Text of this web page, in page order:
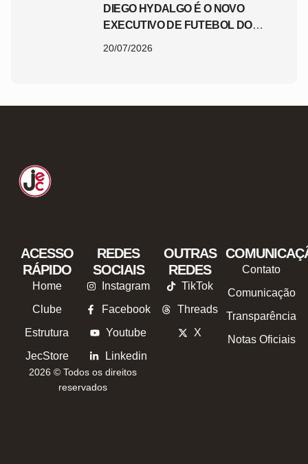
DIEGO HYDALGO É O NOVO
EXECUTIVO DE FUTEBOL DO
20/07/2026
ACESSO
RÁPIDO
Home
Clube
Estrutura
JecStore
REDES
SOCIAIS
Instagram
Facebook
Youtube
Linkedin
OUTRAS
REDES
TikTok
Threads
X
Contato
Comunicação
Transparência
Notas Oficiais
2026 © Todos os direitos
reservados